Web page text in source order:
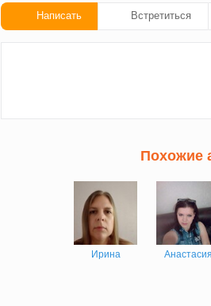
Написать Встретиться
Похожие
Ирина Анастасия